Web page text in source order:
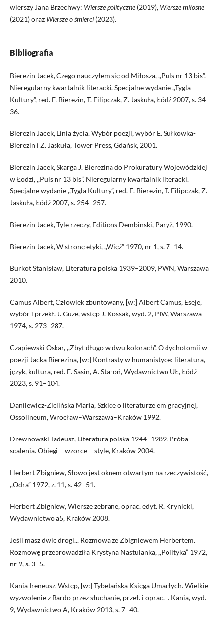
wierszy Jana Brzechwy: Wiersze polityczne(2019), Wiersze miłosne
(2021) oraz Wiersze o śmierci(2023).
Bibliografia
Bierezin Jacek, Czego nauczyłem się od Miłosza, ,,Puls nr 13 bis”.
Nieregularny kwartalnik literacki. Specjalne wydanie ,,Tygla
Kultury”, red. E. Bierezin, T. Filipczak, Z. Jaskuła, Łódź 2007, s. 34–
36.
Bierezin Jacek, Linia życia. Wybór poezji, wybór E. Sułkowka-
Bierezin i Z. Jaskuła, Tower Press, Gdańsk, 2001.
Bierezin Jacek, Skarga J. Bierezina do Prokuratury Wojewódzkiej
w Łodzi, ,,Puls nr 13 bis”. Nieregularny kwartalnik literacki.
Specjalne wydanie ,,Tygla Kultury”, red. E. Bierezin, T. Filipczak, Z.
Jaskuła, Łódź 2007, s. 254–257.
Bierezin Jacek, Tyle rzeczy, Editions Dembinski, Paryż, 1990.
Bierezin Jacek, W stronę etyki, ,,Więź” 1970, nr 1, s. 7–14.
Burkot Stanisław, Literatura polska 1939–2009, PWN, Warszawa
2010.
Camus Albert, Człowiek zbuntowany, [w:] Albert Camus, Eseje,
wybór i przekł. J. Guze, wstęp J. Kossak, wyd. 2, PIW, Warszawa
1974, s. 273–287.
Czapiewski Oskar, ,,Zbyt długo w dwu kolorach”. O dychotomii w
poezji Jacka Bierezina, [w:] Kontrasty w humanistyce: literatura,
język, kultura, red. E. Sasin, A. Staroń, Wydawnictwo UŁ, Łódź
2023, s. 91–104.
Danilewicz-Zielińska Maria, Szkice o literaturze emigracyjnej,
Ossolineum, Wrocław–Warszawa–Kraków 1992.
Drewnowski Tadeusz, Literatura polska 1944–1989. Próba
scalenia. Obiegi – wzorce – style, Kraków 2004.
Herbert Zbigniew, Słowo jest oknem otwartym na rzeczywistość,
,,Odra” 1972, z. 11, s. 42–51.
Herbert Zbigniew, Wiersze zebrane, oprac. edyt. R. Krynicki,
Wydawnictwo a5, Kraków 2008.
Jeśli masz dwie drogi... Rozmowa ze Zbigniewem Herbertem.
Rozmowę przeprowadziła Krystyna Nastulanka, ,,Polityka” 1972,
nr 9, s. 3–5.
Kania Ireneusz, Wstęp, [w:] Tybetańska Księga Umarłych. Wielkie
wyzwolenie z Bardo przez słuchanie, przeł. i oprac. I. Kania, wyd.
9, Wydawnictwo A, Kraków 2013, s. 7–40.